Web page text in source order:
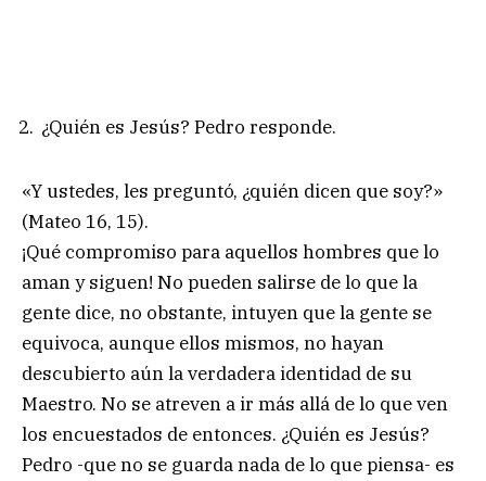
¿Quién es Jesús? Pedro responde.
«Y ustedes, les preguntó, ¿quién dicen que soy?»
(Mateo 16, 15).
¡Qué compromiso para aquellos hombres que lo
aman y siguen! No pueden salirse de lo que la
gente dice, no obstante, intuyen que la gente se
equivoca, aunque ellos mismos, no hayan
descubierto aún la verdadera identidad de su
Maestro. No se atreven a ir más allá de lo que ven
los encuestados de entonces. ¿Quién es Jesús?
Pedro -que no se guarda nada de lo que piensa- es